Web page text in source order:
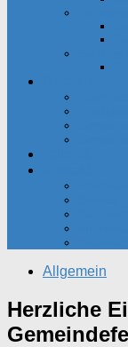
Allgemein
Herzliche